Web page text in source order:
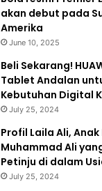
akan debut pada
Amerika
June 10, 2025
Beli Sekarang!
Tablet Andalan
Kebutuhan Digital
July 25, 2024
Profil Laila Ali,
Muhammad Ali
Petinju di dalam
July 25, 2024